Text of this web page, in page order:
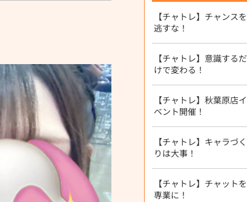
【チャトレ】チャンスを
逃すな！
【チャトレ】意識するだ
けで変わる！
【チャトレ】秋葉原店イ
ベント開催！
【チャトレ】キャラづく
りは大事！
【チャトレ】チャットを
専業に！